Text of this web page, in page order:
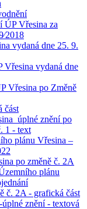
ÚP Vřesina za
vydaná dne 25. 9.
Vřesina vydaná dne
Vřesina po Změně
část
znění po
1 - text
plánu Vřesina –
po změně č. 2A
plánu
č. 2A - grafická část
znění - textová